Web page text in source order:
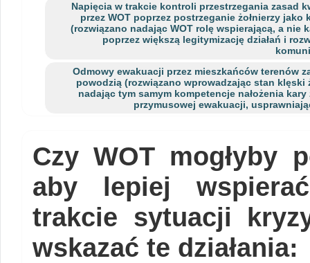
Napięcia w trakcie kontroli przestrzegania zasad
przez WOT poprzez postrzeganie żołnierzy jako
(rozwiązano nadając WOT rolę wspierającą, a nie
poprzez większą legitymizację działań i
Odmowy ewakuacji przez mieszkańców terenów
powodzią (rozwiązano wprowadzając stan klęski
nadając tym samym kompetencje nałożenia kary
przymusowej ewakuacji,
Czy WOT mogłyby
aby lepiej
trakcie sytuacji
wskazać te działania: